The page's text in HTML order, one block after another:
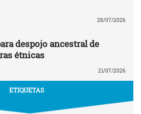
28/07/2026
despojo ancestral de
étnicas
21/07/2026
ETIQUETAS